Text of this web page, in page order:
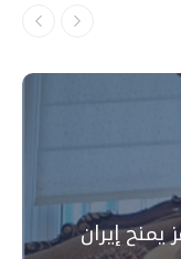
إيران